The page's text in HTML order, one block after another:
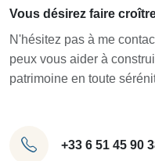
Vous désirez faire
N'hésitez pas à me
peux vous aider à
patrimoine en toute
+33 6 51 45 90